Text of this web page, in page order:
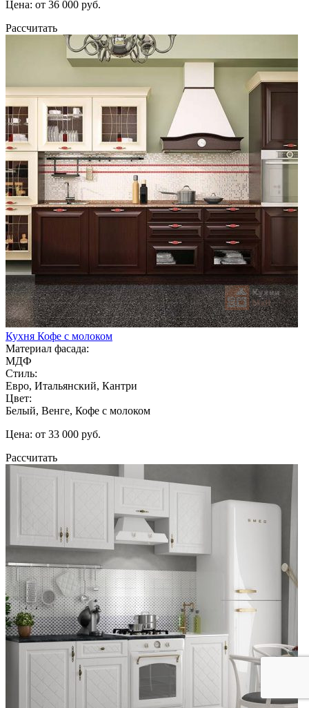
Цена: от 36 000 руб.
Рассчитать
Кухня Кофе с молоком
Материал фасада:
МДФ
Стиль:
Евро, Итальянский, Кантри
Цвет:
Белый, Венге, Кофе с молоком
Цена: от 33 000 руб.
Рассчитать